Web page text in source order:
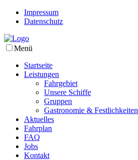
Impressum
Datenschutz
Menü
Startseite
Leistungen
Fahrgebiet
Unsere Schiffe
Gruppen
Gastronomie & Festlichkeiten
Aktuelles
Fahrplan
FAQ
Jobs
Kontakt